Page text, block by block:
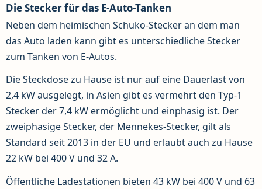
Die Stecker für das E-Auto-Tanken
Neben dem heimischen Schuko-Stecker an dem man
das Auto laden kann gibt es unterschiedliche Stecker
zum Tanken von E-Autos.
Die Steckdose zu Hause ist nur auf eine Dauerlast von
2,4 kW ausgelegt, in Asien gibt es vermehrt den Typ-1
Stecker der 7,4 kW ermöglicht und einphasig ist. Der
zweiphasige Stecker, der Mennekes-Stecker, gilt als
Standard seit 2013 in der EU und erlaubt auch zu Hause
22 kW bei 400 V und 32 A.
Öffentliche Ladestationen bieten 43 kW bei 400 V und 63